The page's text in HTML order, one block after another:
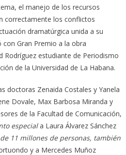
el manejo de los recursos
correctamente los conflictos
dramatúrgica unida a su
con Gran Premio a la obra
Rodríguez estudiante de Periodismo
de la Universidad de La Habana.
doctoras Zenaida Costales y Yanela
Dovale, Max Barbosa Miranda y
de la Facultad de Comunicación,
especiala Laura Álvarez Sánchez
11 millones de personas, también
y a Mercedes Muñoz